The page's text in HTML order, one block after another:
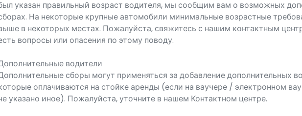
указан правильный возраст водителя, мы сообщим вам о возможных
На некоторые крупные автомобили минимальные возрастные
в некоторых местах. Пожалуйста, свяжитесь с нашим контактным
вопросы или опасения по этому поводу.
водители
сборы могут применяться за добавление дополнительных
оплачиваются на стойке аренды (если на ваучере / электронном
указано иное). Пожалуйста, уточните в нашем Контактном центре.